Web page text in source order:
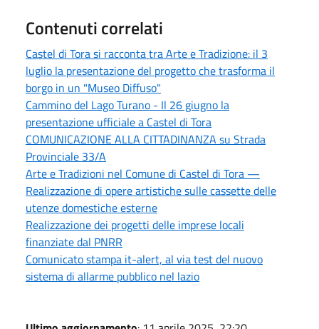
Contenuti correlati
Castel di Tora si racconta tra Arte e Tradizione: il 3
luglio la presentazione del progetto che trasforma il
borgo in un "Museo Diffuso"
Cammino del Lago Turano - Il 26 giugno la
presentazione ufficiale a Castel di Tora
COMUNICAZIONE ALLA CITTADINANZA su Strada
Provinciale 33/A
Arte e Tradizioni nel Comune di Castel di Tora —
Realizzazione di opere artistiche sulle cassette delle
utenze domestiche esterne
Realizzazione dei progetti delle imprese locali
finanziate dal PNRR
Comunicato stampa it-alert, al via test del nuovo
sistema di allarme pubblico nel lazio